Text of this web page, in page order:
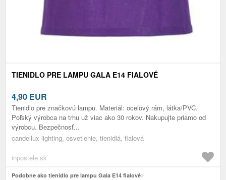
TIENIDLO PRE LAMPU GALA E14 FIALOVÉ
4,90 EUR
Tienidlo pre značkovú lampu. Materiál: oceľový rám, látka/PVC.
Poľský výrobca na trhu už viac ako 30 rokov. Nakupujte priamo od
výrobcu. Bezpečnosť...
candellux lighting, osvetlenie, tienidlá, fialová
inpostele.sk
Podobne ako tienidlo pre lampu Gala E14 fialové